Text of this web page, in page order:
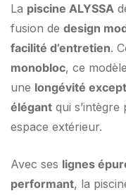
La piscine ALYSSA
fusion de design
facilité d’entretien.
monobloc, ce
une longévité
élégant qui
espace extérieur.
Avec ses lignes
performant, la